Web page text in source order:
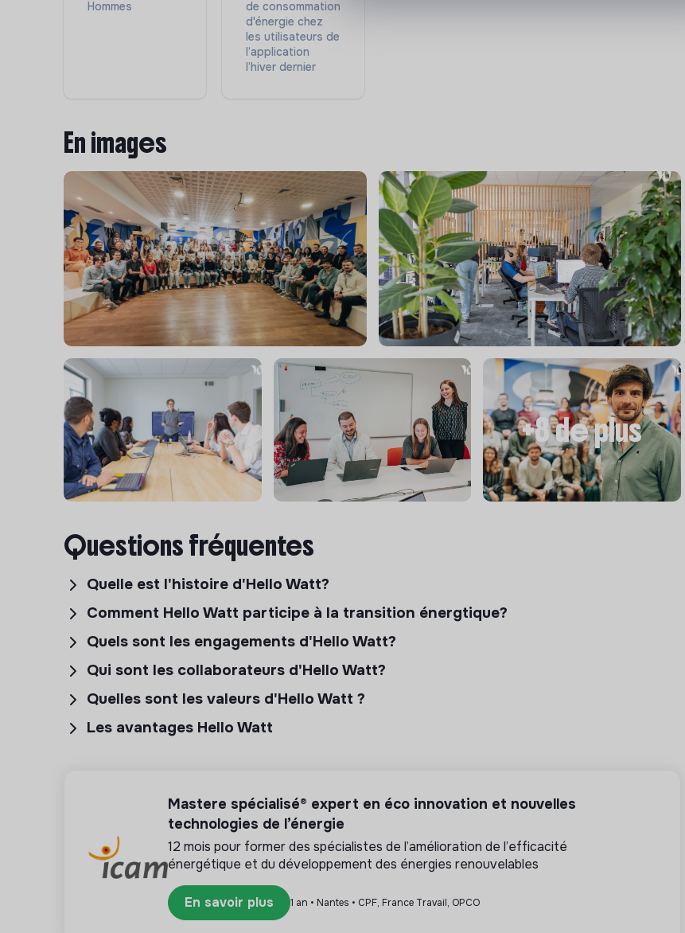
Hommes
de consommation
d'énergie chez
les utilisateurs de
l’application
l’hiver dernier
En images
+8 de plus
Questions fréquentes
Quelle est l'histoire d'Hello Watt?
Comment Hello Watt participe à la transition énergtique?
Quels sont les engagements d'Hello Watt?
Qui sont les collaborateurs d'Hello Watt?
Quelles sont les valeurs d'Hello Watt ?
Les avantages Hello Watt
Mastere spécialisé® expert en éco innovation et nouvelles
technologies de l’énergie
12 mois pour former des spécialistes de l’amélioration de l’efficacité
énergétique et du développement des énergies renouvelables
En savoir plus 1 an • Nantes • CPF, France Travail, OPCO